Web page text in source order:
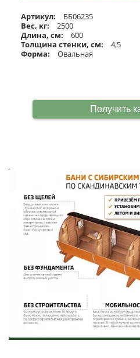
Артикул:
ББ06235
Вес, кг:
2500
Длина, см:
600
Толщина стенки, см:
4,5
Форма:
Овальная
Получить